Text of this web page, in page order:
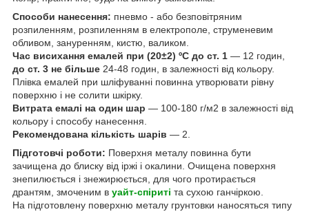
Способи нанесення: пневмо - або безповітряним
розпиленням, розпиленням в електрополе, струменевим
обливом, зануренням, кистю, валиком.
Час висихання емалей при (20±2) ºС до ст. 1 — 12 годин,
до ст. 3 не більше 24-48 годин, в залежності від кольору.
Плівка емалей при шліфуванні повинна утворювати рівну
поверхню і не солити шкірку.
Витрата емалі на один шар — 100-180 г/м2 в залежності від
кольору і способу нанесення.
Рекомендована кількість шарів — 2.
Підготовчі роботи: Поверхня металу повинна бути
зачищена до блиску від іржі і окалини. Очищена поверхня
знепилюється і знежирюється, для чого протирається
дрантям, змоченим в уайт-спіриті та сухою ганчіркою.
На підготовлену поверхню металу грунтовки наносяться типу